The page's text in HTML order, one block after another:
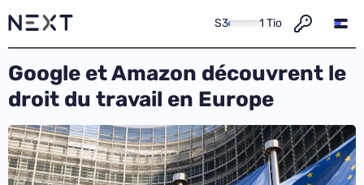
S3 1 Tio
Google et Amazon découvrent le
droit du travail en Europe